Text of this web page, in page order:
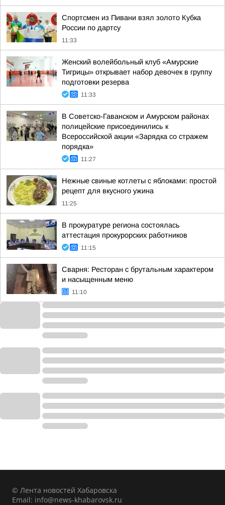
Спортсмен из Пивани взял золото Кубка
России по дартсу
11:33
Женский волейбольный клуб «Амурские
Тигрицы» открывает набор девочек в группу
подготовки резерва
11:33
В Советско-Гаванском и Амурском районах
полицейские присоединились к
Всероссийской акции «Зарядка со стражем
порядка»
11:27
Нежные свиные котлеты с яблоками: простой
рецепт для вкусного ужина
11:25
В прокуратуре региона состоялась
аттестация прокурорских работников
11:15
Сварня: Ресторан с брутальным характером
и насыщенным меню
11:10
© Лента новостей Хабаровска
Email: info@news-khabarovsk.ru